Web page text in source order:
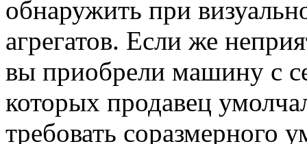
обнаружить при
агрегатов. Если же
вы приобрели машину с
которых продавец
требовать соразмерного